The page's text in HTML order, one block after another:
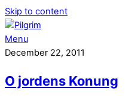
Skip to content
Menu
December 22, 2011
O jordens Konung